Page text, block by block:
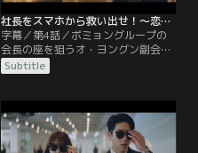
社長をスマホから救い出せ！～恋の力でロック解除～ 第04話／字幕
字幕／第4話／ボミョングループの
会長の座を狙うオ・ヨングン副会長
は、シルバーライニングの突然の社
長変更に腹を立てオ・ミラン専務の
を信じて彼女を味方に引き込もうと
考える。そんな中、ソンジュに娘の
姿を見せるため彼の家に行ったイン
Subtitle